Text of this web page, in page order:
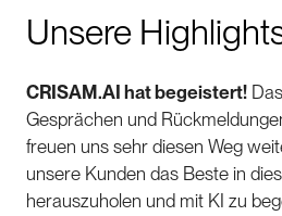
Unsere
CRISAM.AI hat begeistert!
Gesprächen und
freuen uns sehr diesen Weg
unsere Kunden das Beste in
herauszuholen und mit KI zu